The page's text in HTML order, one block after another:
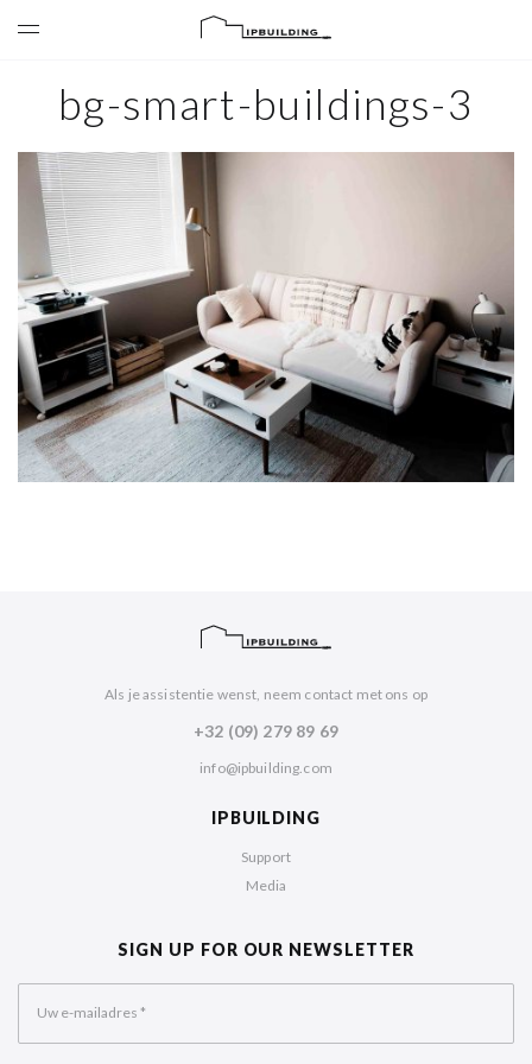
bg-smart-buildings-3
Als je assistentie wenst, neem contact met ons op
+32 (09) 279 89 69
info@ipbuilding.com
IPBUILDING
Support
Media
SIGN UP FOR OUR NEWSLETTER
Uw e-mailadres *